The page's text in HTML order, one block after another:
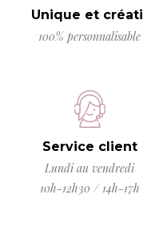
Unique et
100% personnalisable
Service client
Lundi au vendredi
10h-12h30 / 14h-17h